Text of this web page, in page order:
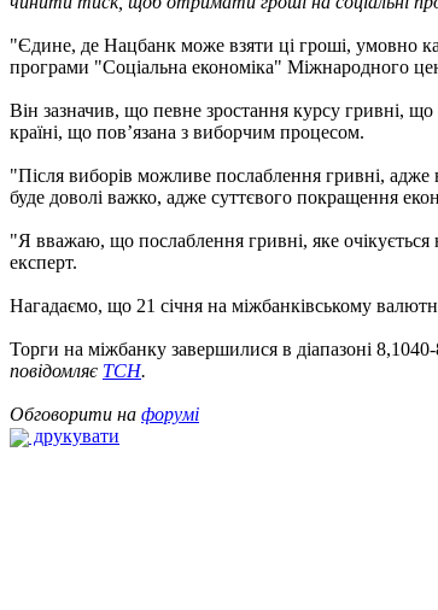
"Єдине, де Нацбанк може взяти ці гроші, умовно
програми "Соціальна економіка" Міжнародного
Він зазначив, що певне зростання курсу гривні,
країні, що пов’язана з виборчим процесом.
"Після виборів можливе послаблення гривні, адже
буде доволі важко, адже суттєвого покращення
"Я вважаю, що послаблення гривні, яке очікується
експерт.
Нагадаємо, що 21 січня на міжбанківському
Торги на міжбанку завершилися в діапазоні
повідомляє ТСН.
Обговорити на форумі
друкувати